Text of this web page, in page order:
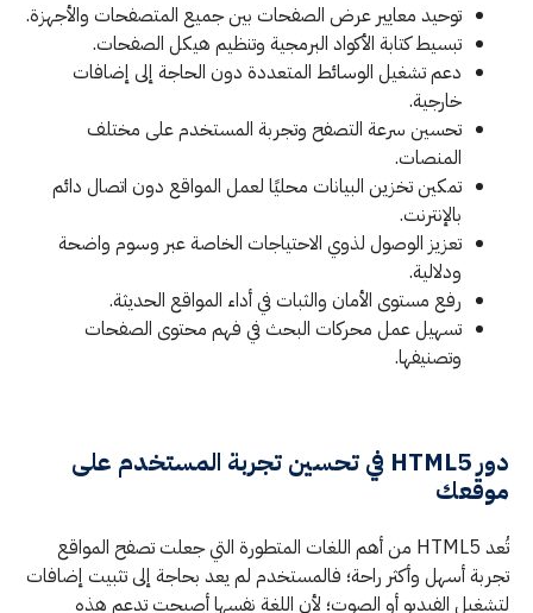
توحيد معايير عرض الصفحات بين جميع المتصفحات والأجهزة.
تبسيط كتابة الأكواد البرمجية وتنظيم هيكل الصفحات.
دعم تشغيل الوسائط المتعددة دون الحاجة إلى إضافات
خارجية.
تحسين سرعة التصفح وتجربة المستخدم على مختلف
المنصات.
تمكين تخزين البيانات محليًا لعمل المواقع دون اتصال دائم
بالإنترنت.
تعزيز الوصول لذوي الاحتياجات الخاصة عبر وسوم واضحة
ودلالية.
رفع مستوى الأمان والثبات في أداء المواقع الحديثة.
تسهيل عمل محركات البحث في فهم محتوى الصفحات
وتصنيفها.
دور HTML5 في تحسين تجربة المستخدم على
موقعك
تُعد HTML5 من أهم اللغات المتطورة التي جعلت تصفح المواقع
تجربة أسهل وأكثر راحة؛ فالمستخدم لم يعد بحاجة إلى تثبيت إضافات
لتشغيل الفيديو أو الصوت؛ لأن اللغة نفسها أصبحت تدعم هذه